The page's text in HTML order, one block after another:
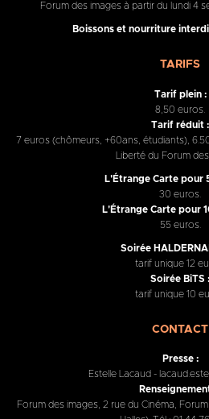
Forum des images à partir du lundi 4
Boissons et nourriture
TARIFS
Tarif plein :
8,50 euros.
Tarif réduit :
7 euros (chômeurs, +60ans, étudiants),
Liberté du Forum
L'Étrange Carte pour
30 euros.
L'Étrange Carte pour
55 euros.
Soirée
tarif unique 12
Soirée BiTS :
tarif unique 10
CONTACT
Presse :
Estelle Lacaud -
Forum des images, 2 rue du Cinéma,